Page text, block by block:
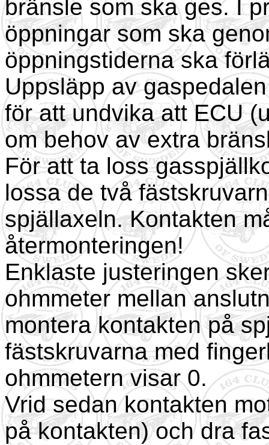
bränsle som ska ges. I
öppningar som ska
öppningstiderna ska
Uppsläpp av
för att undvika att ECU
om behov av extra
För att ta loss
lossa de två
spjällaxeln. Kontakten
återmonteringen!
Enklaste justeringen
ohmmeter mellan
montera kontakten på
fästskruvarna med
ohmmetern visar 0.
Vrid sedan kontakten
på kontakten) och dra